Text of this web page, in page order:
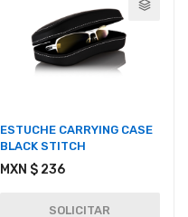
ESTUCHE CARRYING CASE
BLACK STITCH
MXN $ 236
SOLICITAR